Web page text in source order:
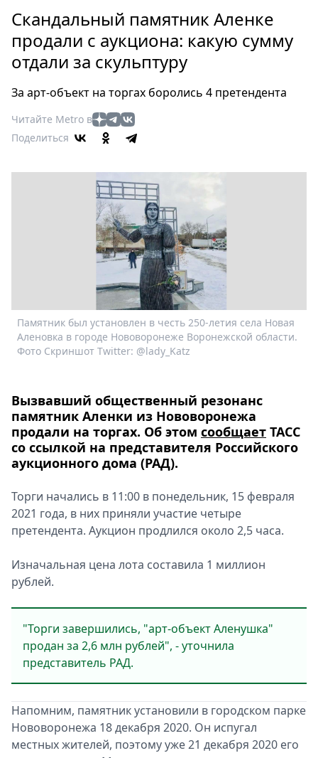
Россия
Мир
Здоровье
Туризм
Мода
Театр
Афиша
Книги
Выставки
Пресс-
релизы
Metro
Стримы
Спецпроекты
Звезды
Скачай
Metro
Скандальный памятник Аленке
продали с аукциона: какую сумму
отдали за скульптуру
За арт-объект на торгах боролись 4 претендента
Читайте Metro в
Поделиться
Памятник был установлен в честь 250-летия села Новая
Аленовка в городе Нововоронеже Воронежской области.
Фото Скриншот Twitter: @lady_Katz
Вызвавший общественный резонанс
памятник Аленки из Нововоронежа
продали на торгах. Об этом сообщает ТАСС
со ссылкой на представителя Российского
аукционного дома (РАД).
Торги начались в 11:00 в понедельник, 15 февраля
2021 года, в них приняли участие четыре
претендента. Аукцион продлился около 2,5 часа.
Изначальная цена лота составила 1 миллион
рублей.
"Торги завершились, "арт-объект Аленушка"
продан за 2,6 млн рублей", - уточнила
представитель РАД.
Напомним, памятник установили в городском парке
Нововоронежа 18 декабря 2020. Он испугал
местных жителей, поэтому уже 21 декабря 2020 его